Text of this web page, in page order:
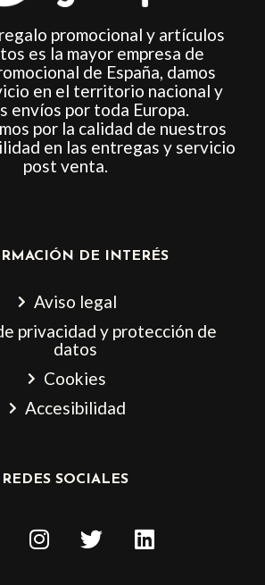
promocional y artículos
es la mayor empresa de
de España, damos
en el territorio nacional y
envíos por toda Europa.
por la calidad de nuestros
en las entregas y servicio
post venta.
DE INTERÉS
Aviso legal
privacidad y protección de
datos
Cookies
Accesibilidad
REDES SOCIALES
I
n
T
w
L
i